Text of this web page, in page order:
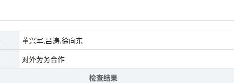
董兴军,吕涛,徐向东
对外劳务合作
检查结果